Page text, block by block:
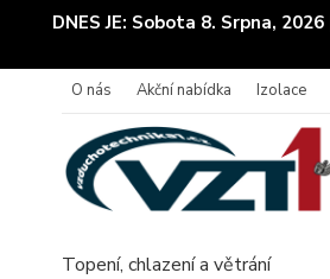
DNES JE: Sobota 8. Srpna, 2026
O nás Akční nabídka Izolace
Topení, chlazení a větrání